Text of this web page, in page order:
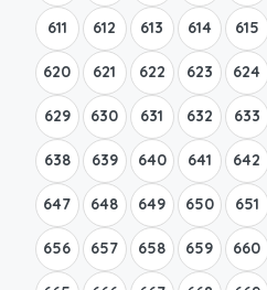
611 612 613 614 615
620 621 622 623 624
629 630 631 632 633
638 639 640 641 642
647 648 649 650 651
656 657 658 659 660